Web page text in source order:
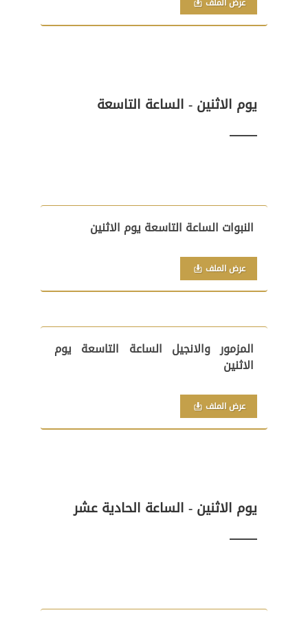
يوم الاثنين - الساعة التاسعة
النبوات الساعة التاسعة يوم الاثنين
عرض الملف
المزمور والانجيل الساعة التاسعة يوم
الاثنين
عرض الملف
يوم الاثنين - الساعة الحادية عشر